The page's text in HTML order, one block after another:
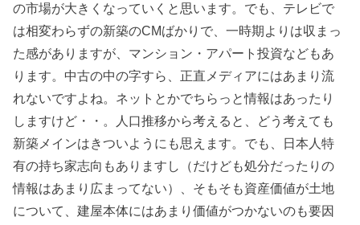
の市場が大きくなっていくと思います。でも、テレビで
は相変わらずの新築のCMばかりで、一時期よりは収まっ
た感がありますが、マンション・アパート投資などもあ
ります。中古の中の字すら、正直メディアにはあまり流
れないですよね。ネットとかでちらっと情報はあったり
しますけど・・。人口推移から考えると、どう考えても
新築メインはきついようにも思えます。でも、日本人特
有の持ち家志向もありますし（だけども処分だったりの
情報はあまり広まってない）、そもそも資産価値が土地
について、建屋本体にはあまり価値がつかないのも要因